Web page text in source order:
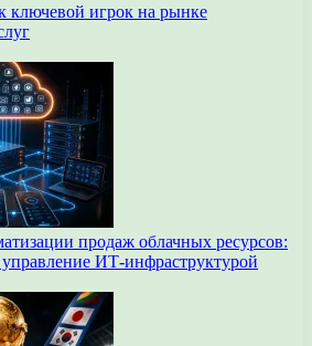
ключевой игрок на рынке
продаж облачных ресурсов:
ИТ-инфраструктурой